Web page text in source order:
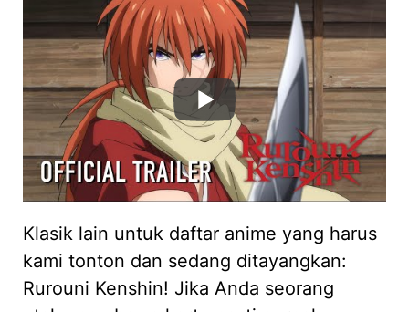
Klasik lain untuk daftar anime yang harus
kami tonton dan sedang ditayangkan:
Rurouni Kenshin! Jika Anda seorang